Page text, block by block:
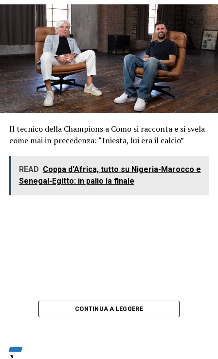
Il tecnico della Champions a Como si racconta e si svela
come mai in precedenza: “Iniesta, lui era il calcio”
READ Coppa d'Africa, tutto su Nigeria-Marocco e
Senegal-Egitto: in palio la finale
CONTINUA A LEGGERE